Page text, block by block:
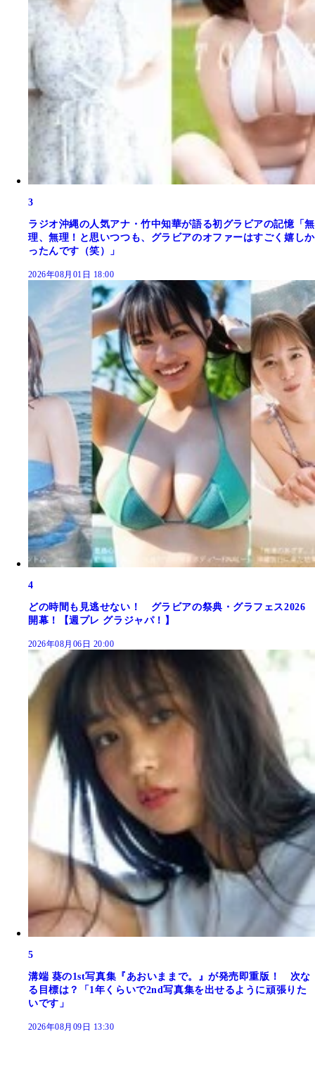
3
ラジオ沖縄の人気アナ・竹中知華が語る初グラビアの記憶「無
理、無理！と思いつつも、グラビアのオファーはすごく嬉しか
ったんです（笑）」
2026年08月01日 18:00
4
どの時間も見逃せない！ グラビアの祭典・グラフェス2026
開幕！【週プレ グラジャパ！】
2026年08月06日 20:00
5
溝端 葵の1st写真集『あおいままで。』が発売即重版！ 次な
る目標は？「1年くらいで2nd写真集を出せるように頑張りた
いです」
2026年08月09日 13:30